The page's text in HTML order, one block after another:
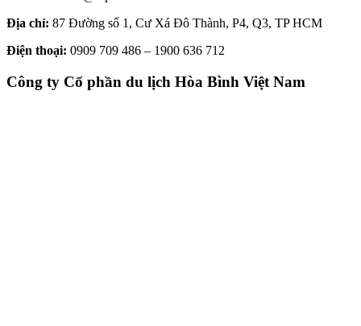
Địa chỉ: 87 Đường số 1, Cư Xá Đô Thành, P4, Q3, TP HCM
Điện thoại: 0909 709 486 – 1900 636 712
Công ty Cổ phần du lịch Hòa Bình Việt Nam